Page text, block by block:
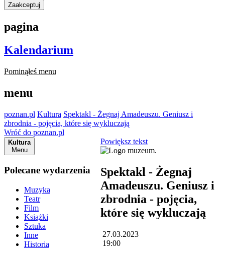
Zaakceptuj
pagina
Kalendarium
Pominąłeś menu
menu
poznan.pl Kultura Spektakl - Żegnaj Amadeuszu. Geniusz i
zbrodnia - pojęcia, które się wykluczają
Wróć do poznan.pl
Kultura
Menu
Polecane wydarzenia
Muzyka
Teatr
Film
Książki
Sztuka
Inne
Historia
Powiększ tekst
Spektakl - Żegnaj
Amadeuszu. Geniusz i
zbrodnia - pojęcia,
które się wykluczają
27.03.2023
19:00